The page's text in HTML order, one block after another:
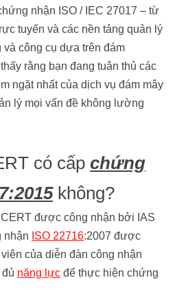
nhận ISO / IEC 27017 – từ
tuyến và các nền tảng quản lý
công cụ dựa trên đám
rằng bạn đang tuân thủ các
ngặt nhất của dịch vụ đám mây
lý mọi vấn đề không lường
có cấp chứng
không?
được công nhận bởi IAS
nhận ISO 22716:2007 được
của diễn đàn công nhận
năng lực để thực hiện chứng